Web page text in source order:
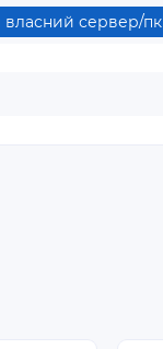
власний сервер/пк